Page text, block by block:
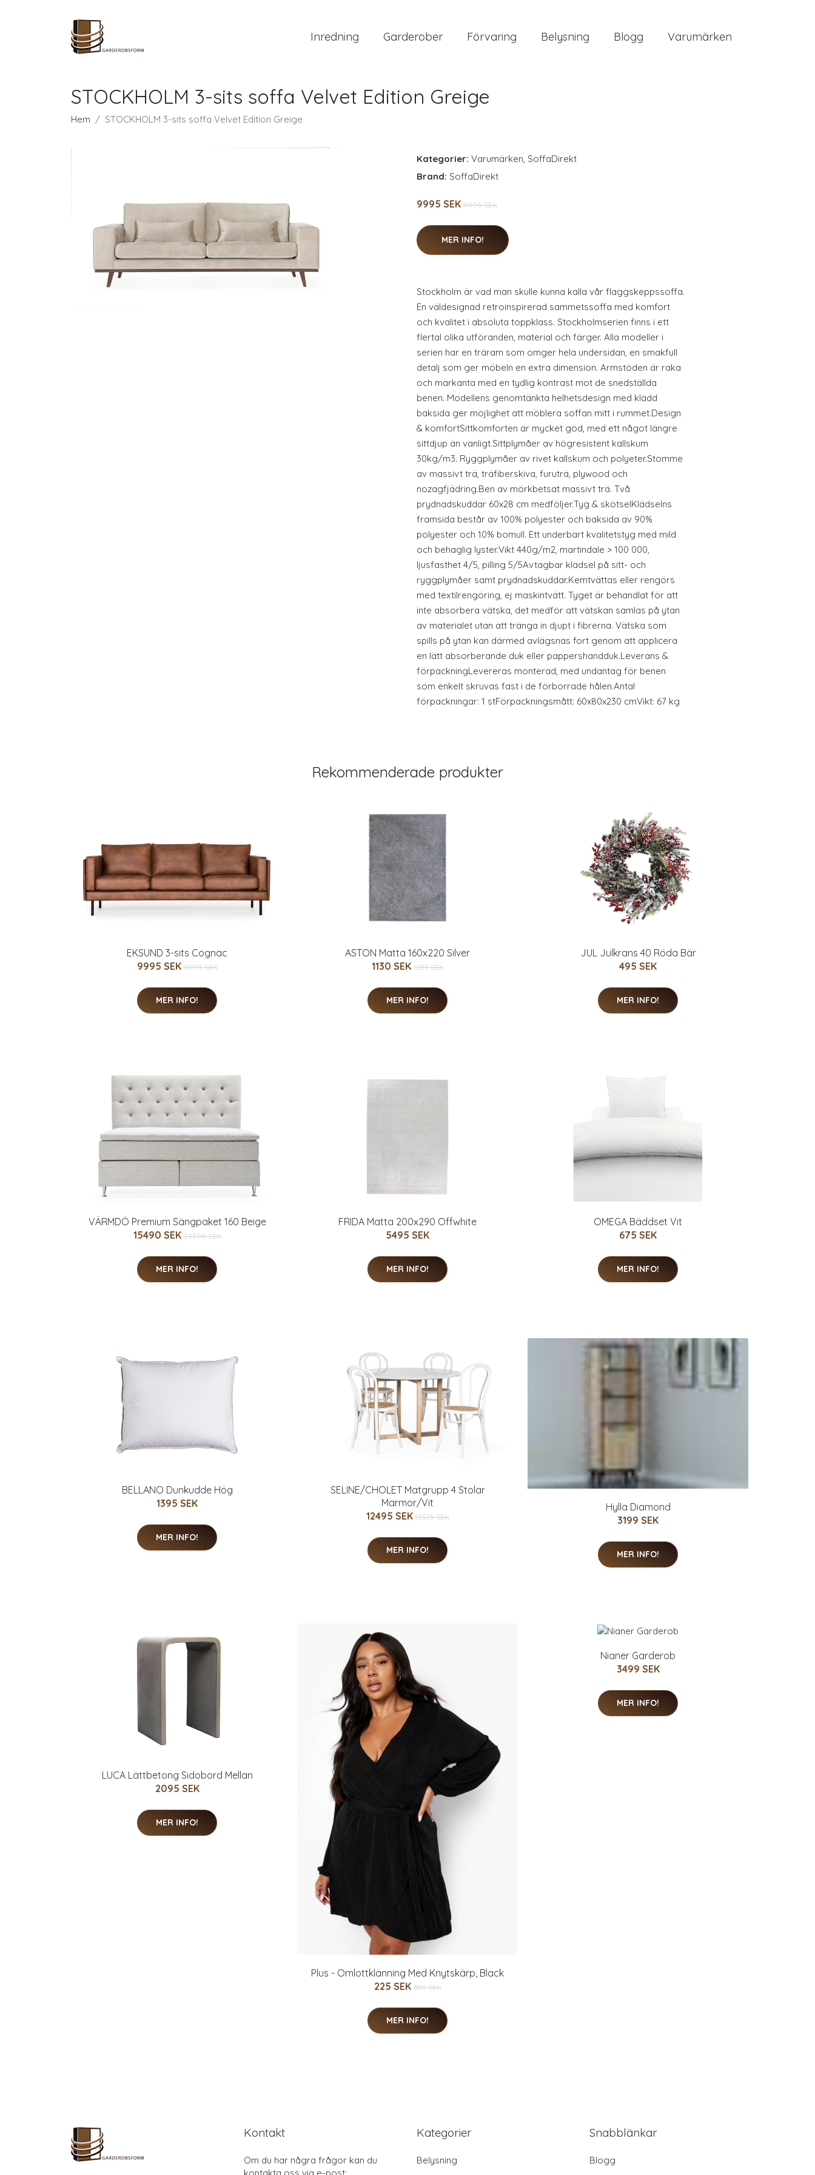
Inredning Garderober Förvaring Belysning Blogg Varumärken
STOCKHOLM 3-sits soffa Velvet Edition Greige
Hem STOCKHOLM 3-sits soffa Velvet Edition Greige
Kategorier: Varumärken, SoffaDirekt
Brand: SoffaDirekt
9995 SEK 11995 SEK
MER INFO!
Stockholm är vad man skulle kunna kalla vår flaggskeppssoffa.
En väldesignad retroinspirerad sammetssoffa med komfort
och kvalitet i absoluta toppklass. Stockholmserien finns i ett
flertal olika utföranden, material och färger. Alla modeller i
serien har en träram som omger hela undersidan, en smakfull
detalj som ger möbeln en extra dimension. Armstöden är raka
och markanta med en tydlig kontrast mot de snedställda
benen. Modellens genomtänkta helhetsdesign med klädd
baksida ger möjlighet att möblera soffan mitt i rummet.Design
& komfortSittkomforten är mycket god, med ett något längre
sittdjup än vanligt.Sittplymåer av högresistent kallskum
30kg/m3. Ryggplymåer av rivet kallskum och polyeter.Stomme
av massivt trä, träfiberskiva, furuträ, plywood och
nozagfjädring.Ben av mörkbetsat massivt trä. Två
prydnadskuddar 60x28 cm medföljer.Tyg & skötselKlädselns
framsida består av 100% polyester och baksida av 90%
polyester och 10% bomull. Ett underbart kvalitetstyg med mild
och behaglig lyster.Vikt 440g/m2, martindale > 100 000,
ljusfasthet 4/5, pilling 5/5Avtagbar klädsel på sitt- och
ryggplymåer samt prydnadskuddar.Kemtvättas eller rengörs
med textilrengöring, ej maskintvätt. Tyget är behandlat för att
inte absorbera vätska, det medför att vätskan samlas på ytan
av materialet utan att tränga in djupt i fibrerna. Vätska som
spills på ytan kan därmed avlägsnas fort genom att applicera
en lätt absorberande duk eller pappershandduk.Leverans &
förpackningLevereras monterad, med undantag för benen
som enkelt skruvas fast i de förborrade hålen.Antal
förpackningar: 1 stFörpackningsmått: 60x80x230 cmVikt: 67 kg
Rekommenderade produkter
EKSUND 3-sits Cognac
9995 SEK 11995 SEK
MER INFO!
ASTON Matta 160x220 Silver
1130 SEK 1255 SEK
MER INFO!
JUL Julkrans 40 Röda Bär
495 SEK
MER INFO!
VÄRMDÖ Premium Sängpaket 160 Beige
15490 SEK 23390 SEK
MER INFO!
FRIDA Matta 200x290 Offwhite
5495 SEK
MER INFO!
OMEGA Bäddset Vit
675 SEK
MER INFO!
BELLANO Dunkudde Hög
1395 SEK
MER INFO!
SELINE/CHOLET Matgrupp 4 Stolar
Marmor/Vit
12495 SEK 13575 SEK
MER INFO!
Hylla Diamond
3199 SEK
MER INFO!
LUCA Lättbetong Sidobord Mellan
2095 SEK
MER INFO!
Plus - Omlottklänning Med Knytskärp, Black
225 SEK 450 SEK
MER INFO!
Nianer Garderob
3499 SEK
MER INFO!
Kontakt
Om du har några frågor kan du
Kategorier
Belysning
Snabblänkar
Blogg